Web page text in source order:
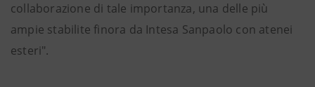
collaborazione di tale importanza, una delle più
ampie stabilite finora da Intesa Sanpaolo con atenei
esteri".